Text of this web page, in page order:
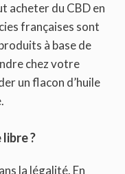
acheter du CBD en
françaises sont
à base de
chez votre
un flacon d’huile
?
la légalité. En